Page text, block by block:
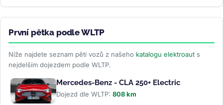
První pětka podle WLTP
Níže najdete seznam pěti vozů z našeho katalogu elektroaut s
nejdelším dojezdem podle WLTP.
Mercedes-Benz - CLA 250+ Electric
Dojezd dle WLTP: 808 km